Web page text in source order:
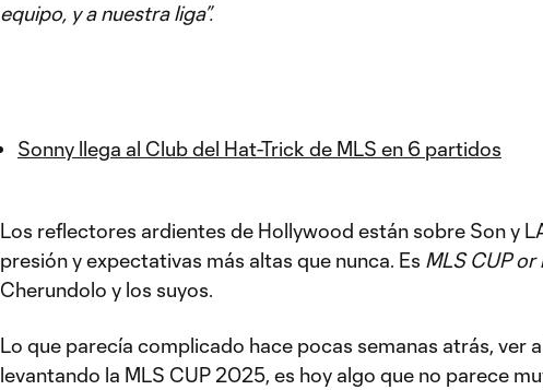
equipo, y a nuestra liga”.
Sonny llega al Club del Hat-Trick de MLS en 6 partidos
Los reflectores ardientes de Hollywood están sobre Son y
presión y expectativas más altas que nunca. Es MLS CUP or
Cherundolo y los suyos.
Lo que parecía complicado hace pocas semanas atrás, ver
levantando la MLS CUP 2025, es hoy algo que no parece